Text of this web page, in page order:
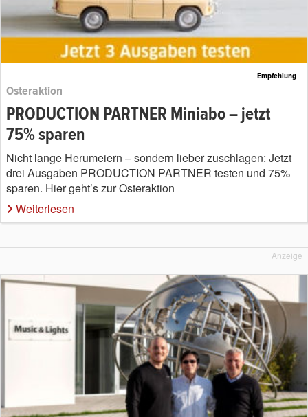
Empfehlung
Osteraktion
PRODUCTION PARTNER Miniabo – jetzt
75% sparen
Nicht lange Herumeiern – sondern lieber zuschlagen: Jetzt
drei Ausgaben PRODUCTION PARTNER testen und 75%
sparen. Hier geht’s zur Osteraktion
Weiterlesen
Anzeige